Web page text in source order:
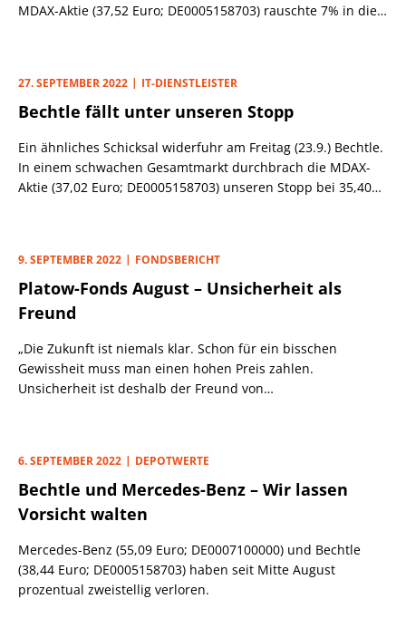
MDAX-Aktie (37,52 Euro; DE0005158703) rauschte 7% in die
27. SEPTEMBER 2022 IT-DIENSTLEISTER
Bechtle fällt unter unseren Stopp
Ein ähnliches Schicksal widerfuhr am Freitag (23.9.) Bechtle.
In einem schwachen Gesamtmarkt durchbrach die MDAX-
Aktie (37,02 Euro; DE0005158703) unseren Stopp bei 35,40
9. SEPTEMBER 2022 FONDSBERICHT
Platow-Fonds August – Unsicherheit als
Freund
„Die Zukunft ist niemals klar. Schon für ein bisschen
Gewissheit muss man einen hohen Preis zahlen.
Unsicherheit ist deshalb der Freund von
in diesen Zeiten, in denen Krieg, Zinswende, Inflation und
Probleme bei der Energieversorgung für so viel Unsicherheit
sorgen wie seit der Finanzkrise 2008 nicht mehr.
6. SEPTEMBER 2022 DEPOTWERTE
Bechtle und Mercedes-Benz – Wir lassen
Vorsicht walten
Mercedes-Benz (55,09 Euro; DE0007100000) und Bechtle
(38,44 Euro; DE0005158703) haben seit Mitte August
prozentual zweistellig verloren.